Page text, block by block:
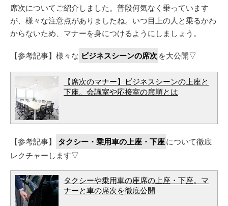
席次についてご紹介しました。普段何気なく乗っています
が、様々な注意点がありましたね。いつ目上の人と乗るかわ
からないため、マナーを身につけるようにしましょう。
【参考記事】様々な ビジネスシーンの席次 を大公開▽
【席次のマナー】ビジネスシーンの上座と
下座。会議室や応接室の席順とは
【参考記事】 タクシー・乗用車の上座・下座について徹底
レクチャーします▽
タクシーや乗用車の座席の上座・下座。マ
ナーと車の席次を徹底公開